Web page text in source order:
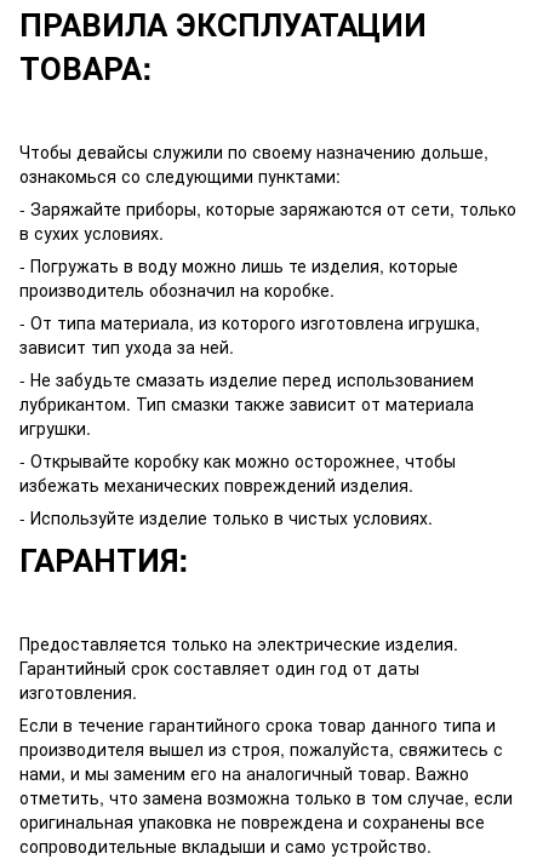
ПРАВИЛА ЭКСПЛУАТАЦИИ
ТОВАРА:
Чтобы девайсы служили по своему назначению дольше,
ознакомься со следующими пунктами:
- Заряжайте приборы, которые заряжаются от сети, только
в сухих условиях.
- Погружать в воду можно лишь те изделия, которые
производитель обозначил на коробке.
- От типа материала, из которого изготовлена игрушка,
зависит тип ухода за ней.
- Не забудьте смазать изделие перед использованием
лубрикантом. Тип смазки также зависит от материала
игрушки.
- Открывайте коробку как можно осторожнее, чтобы
избежать механических повреждений изделия.
- Используйте изделие только в чистых условиях.
ГАРАНТИЯ:
Предоставляется только на электрические изделия.
Гарантийный срок составляет один год от даты
изготовления.
Если в течение гарантийного срока товар данного типа и
производителя вышел из строя, пожалуйста, свяжитесь с
нами, и мы заменим его на аналогичный товар. Важно
отметить, что замена возможна только в том случае, если
оригинальная упаковка не повреждена и сохранены все
сопроводительные вкладыши и само устройство.